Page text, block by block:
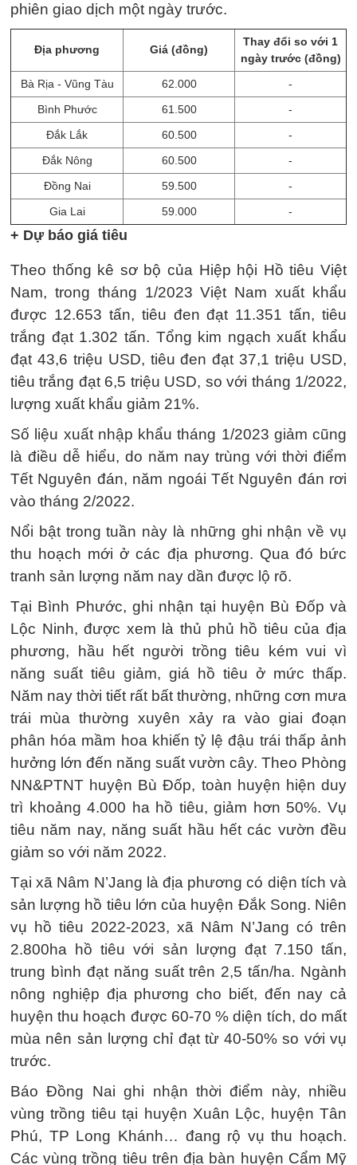
phiên giao dịch một ngày trước.
Địa phương Giá (đồng)
Thay đổi so với 1
ngày trước (đồng)
Bà Rịa - Vũng Tàu
62.000
-
Bình Phước
61.500
-
Đắk Lắk
60.500
-
Đắk Nông
60.500
-
Đồng Nai
59.500
-
Gia Lai
59.000 -
+ Dự báo giá tiêu
Theo thống kê sơ bộ của Hiệp hội Hồ tiêu Việt
Nam, trong tháng 1/2023 Việt Nam xuất khẩu
được 12.653 tấn, tiêu đen đạt 11.351 tấn, tiêu
trắng đạt 1.302 tấn. Tổng kim ngạch xuất khẩu
đạt 43,6 triệu USD, tiêu đen đạt 37,1 triệu USD,
tiêu trắng đạt 6,5 triệu USD, so với tháng 1/2022,
lượng xuất khẩu giảm 21%.
Số liệu xuất nhập khẩu tháng 1/2023 giảm cũng
là điều dễ hiểu, do năm nay trùng với thời điểm
Tết Nguyên đán, năm ngoái Tết Nguyên đán rơi
vào tháng 2/2022.
Nổi bật trong tuần này là những ghi nhận về vụ
thu hoạch mới ở các địa phương. Qua đó bức
tranh sản lượng năm nay dần được lộ rõ.
Tại Bình Phước, ghi nhận tại huyện Bù Đốp và
Lộc Ninh, được xem là thủ phủ hồ tiêu của địa
phương, hầu hết người trồng tiêu kém vui vì
năng suất tiêu giảm, giá hồ tiêu ở mức thấp.
Năm nay thời tiết rất bất thường, những cơn mưa
trái mùa thường xuyên xảy ra vào giai đoạn
phân hóa mầm hoa khiến tỷ lệ đậu trái thấp ảnh
hưởng lớn đến năng suất vườn cây. Theo Phòng
NN&PTNT huyện Bù Đốp, toàn huyện hiện duy
trì khoảng 4.000 ha hồ tiêu, giảm hơn 50%. Vụ
tiêu năm nay, năng suất hầu hết các vườn đều
giảm so với năm 2022.
Tại xã Nâm N’Jang là địa phương có diện tích và
sản lượng hồ tiêu lớn của huyện Đắk Song. Niên
vụ hồ tiêu 2022-2023, xã Nâm N’Jang có trên
2.800ha hồ tiêu với sản lượng đạt 7.150 tấn,
trung bình đạt năng suất trên 2,5 tấn/ha. Ngành
nông nghiệp địa phương cho biết, đến nay cả
huyện thu hoạch được 60-70 % diện tích, do mất
mùa nên sản lượng chỉ đạt từ 40-50% so với vụ
trước.
Báo Đồng Nai ghi nhận thời điểm này, nhiều
vùng trồng tiêu tại huyện Xuân Lộc, huyện Tân
Phú, TP Long Khánh… đang rộ vụ thu hoạch.
Các vùng trồng tiêu trên địa bàn huyện Cẩm Mỹ